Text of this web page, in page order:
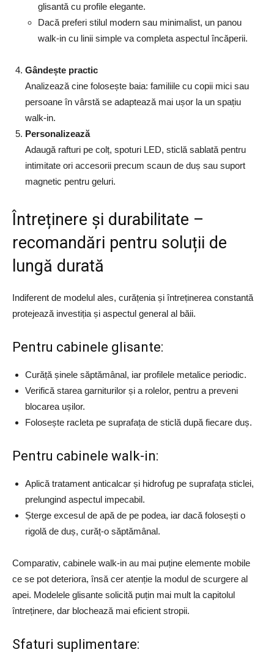
glisantă cu profile elegante.
Dacă preferi stilul modern sau minimalist, un panou
walk-in cu linii simple va completa aspectul încăperii.
Gândește practic
Analizează cine folosește baia: familiile cu copii mici sau
persoane în vârstă se adaptează mai ușor la un spațiu
walk-in.
Personalizează
Adaugă rafturi pe colț, spoturi LED, sticlă sablată pentru
intimitate ori accesorii precum scaun de duș sau suport
magnetic pentru geluri.
Întreținere și durabilitate –
recomandări pentru soluții de
lungă durată
Indiferent de modelul ales, curățenia și întreținerea constantă
protejează investiția și aspectul general al băii.
Pentru cabinele glisante:
Curăță șinele săptămânal, iar profilele metalice periodic.
Verifică starea garniturilor și a rolelor, pentru a preveni
blocarea ușilor.
Folosește racleta pe suprafața de sticlă după fiecare duș.
Pentru cabinele walk-in:
Aplică tratament anticalcar și hidrofug pe suprafața sticlei,
prelungind aspectul impecabil.
Șterge excesul de apă de pe podea, iar dacă folosești o
rigolă de duș, curăț-o săptămânal.
Comparativ, cabinele walk-in au mai puține elemente mobile
ce se pot deteriora, însă cer atenție la modul de scurgere al
apei. Modelele glisante solicită puțin mai mult la capitolul
întreținere, dar blochează mai eficient stropii.
Sfaturi suplimentare: